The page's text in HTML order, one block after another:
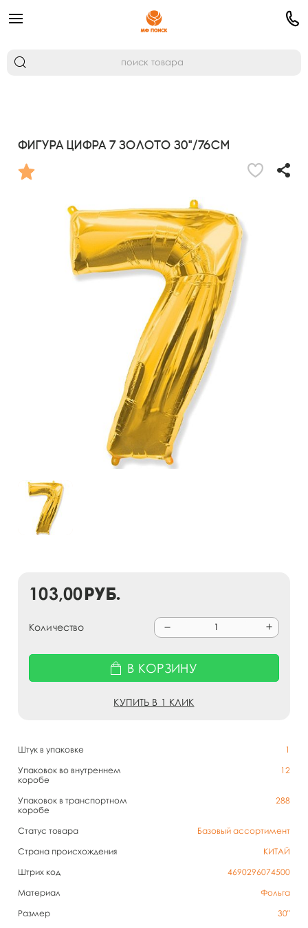
Фигура Цифра 7 золото 30"/76см
Штук в упаковке
1
Упаковок во внутреннем
коробе
12
Упаковок в транспортном
коробе
288
Статус товара
Базовый ассортимент
Страна происхождения
КИТАЙ
Штрих код
4690296074500
Материал
Фольга
Размер
30"
103,00руб.
Количество
В КОРЗИНУ
КУПИТЬ В 1 КЛИК